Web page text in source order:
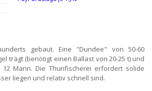
gebaut. Eine "Dundee" von 50-60
trägt (benötigt einen Ballast von 20-25 t) und
Mann. Die Thunfischerei erfordert solide
liegen und relativ schnell sind.